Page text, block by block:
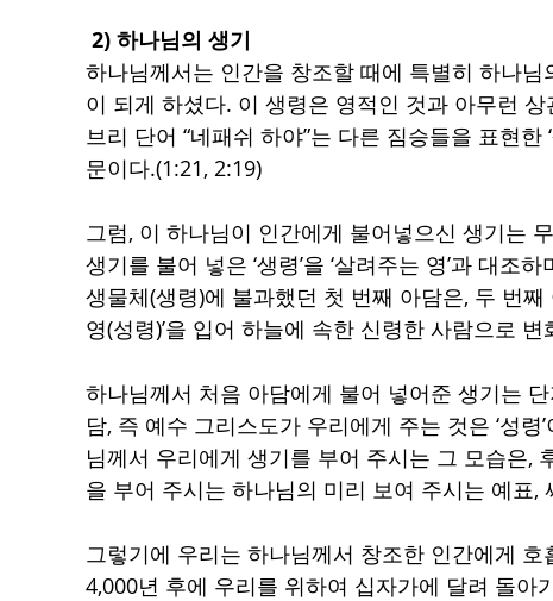
2) 하나님의 생기
하나님께서는 인간을 창조할 때에 특별히 하나님
이 되게 하셨다. 이 생령은 영적인 것과 아무런
브리 단어 “네패쉬 하야”는 다른 짐승들을 표현한
문이다.(1:21, 2:19)
그럼, 이 하나님이 인간에게 불어넣으신 생기는
생기를 불어 넣은 ‘생령’을 ‘살려주는 영’과 대조
생물체(생령)에 불과했던 첫 번째 아담은, 두 번
영(성령)’을 입어 하늘에 속한 신령한 사람으로
하나님께서 처음 아담에게 불어 넣어준 생기는
담, 즉 예수 그리스도가 우리에게 주는 것은 ‘성
님께서 우리에게 생기를 부어 주시는 그 모습은,
을 부어 주시는 하나님의 미리 보여 주시는 예표,
그렇기에 우리는 하나님께서 창조한 인간에게
4,000년 후에 우리를 위하여 십자가에 달려 돌아